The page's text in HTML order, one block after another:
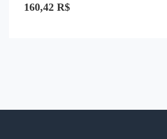
160,42 R$